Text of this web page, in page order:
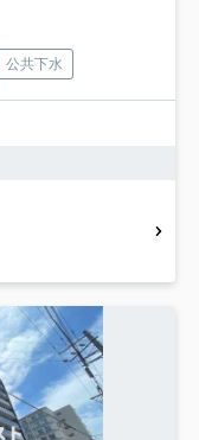
公共下水